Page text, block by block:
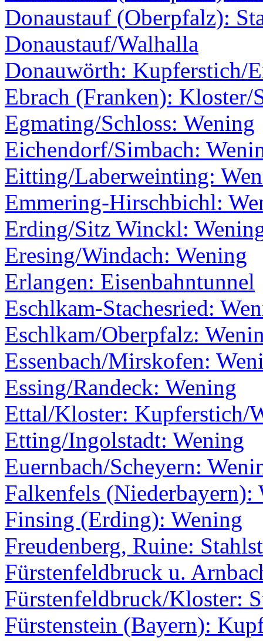
Donaustauf (Oberpfalz):
Donaustauf/Walhalla
Donauwörth: Kupferstich/
Ebrach (Franken): Kloster/
Egmating/Schloss: Wening
Eichendorf/Simbach:
Eitting/Laberweinting:
Emmering-Hirschbichl:
Erding/Sitz Winckl:
Eresing/Windach: Wening
Erlangen: Eisenbahntunnel
Eschlkam-Stachesried:
Eschlkam/Oberpfalz:
Essenbach/Mirskofen:
Essing/Randeck: Wening
Ettal/Kloster: Kupferstich/
Etting/Ingolstadt: Wening
Euernbach/Scheyern:
Falkenfels (Niederbayern):
Finsing (Erding): Wening
Freudenberg, Ruine:
Fürstenfeldbruck u.
Fürstenfeldbruck/Kloster:
Fürstenstein (Bayern):